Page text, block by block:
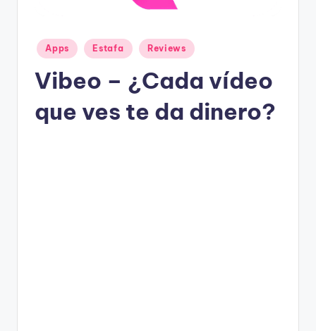
Publicado
en
Apps Estafa Reviews
Vibeo – ¿Cada vídeo
que ves te da dinero?